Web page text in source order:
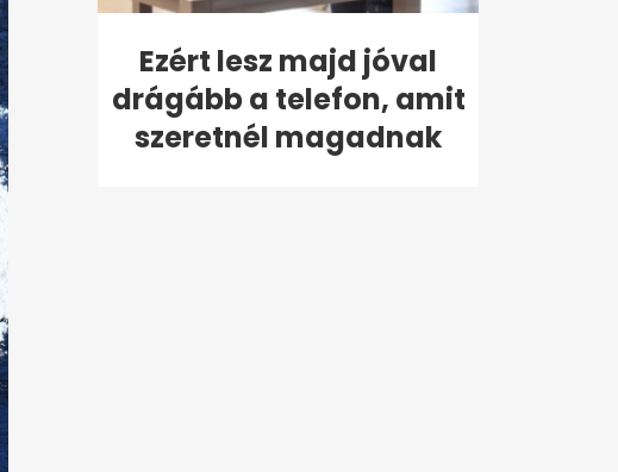
Ezért lesz majd jóval
drágább a telefon, amit
szeretnél magadnak